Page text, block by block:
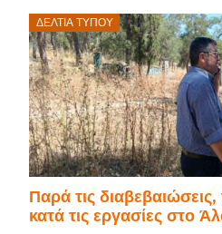
ΔΕΛΤΊΑ ΤΎΠΟΥ
Παρά τις
κατά τις εργασίες στο
Posted
on